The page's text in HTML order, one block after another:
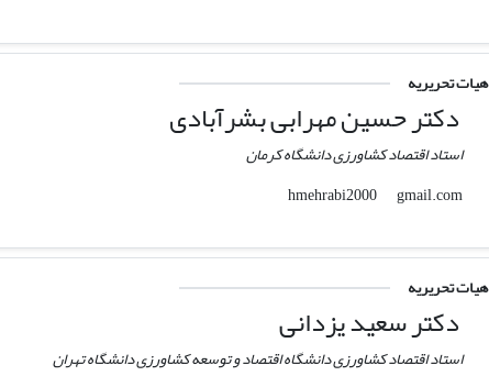
هیات تحریریه
دکتر حسین مهرابی بشرآبادی
استاد اقتصاد کشاورزی دانشگاه کرمان
hmehrabi2000
gmail.com
هیات تحریریه
دکتر سعید یزدانی
استاد اقتصاد کشاورزی دانشگاه اقتصاد و توسعه کشاورزی دانشگاه تهران